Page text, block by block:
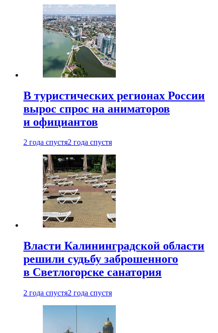
В туристических регионах России
вырос спрос на аниматоров
и официантов
2 года спустя2 года спустя
Власти Калининградской области
решили судьбу заброшенного
в Светлогорске санатория
2 года спустя2 года спустя